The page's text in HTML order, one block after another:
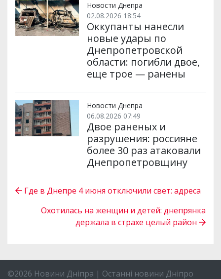
Новости Днепра
02.08.2026 18:54
Оккупанты нанесли
новые удары по
Днепропетровской
области: погибли двое,
еще трое — ранены
Новости Днепра
06.08.2026 07:49
Двое раненых и
разрушения: россияне
более 30 раз атаковали
Днепропетровщину
Где в Днепре 4 июня отключили свет: адреса
Охотилась на женщин и детей: днепрянка
держала в страхе целый район
©2026 Новини Дніпра | Останні новини Дніпро